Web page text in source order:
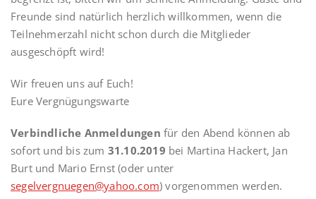
Freunde sind natürlich herzlich willkommen, wenn die
Teilnehmerzahl nicht schon durch die Mitglieder
ausgeschöpft wird!
Wir freuen uns auf Euch!
Eure Vergnügungswarte
Verbindliche Anmeldungen für den Abend können ab
sofort und bis zum 31.10.2019 bei Martina Hackert, Jan
Burt und Mario Ernst (oder unter
segelvergnuegen@yahoo.com) vorgenommen werden.